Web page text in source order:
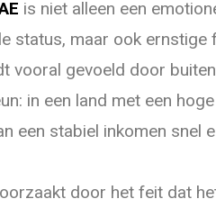
is niet alleen een
status, maar ook ernstige
vooral gevoeld door
in een land met een
een stabiel inkomen snel
door het feit dat